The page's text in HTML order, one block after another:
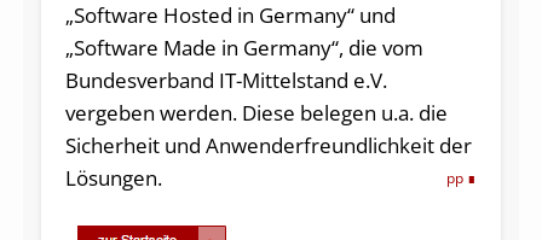
„Software Hosted in Germany“ und
„Software Made in Germany“, die vom
Bundesverband IT-Mittelstand e.V.
vergeben werden. Diese belegen u.a. die
Sicherheit und Anwenderfreundlichkeit der
Lösungen.
pp